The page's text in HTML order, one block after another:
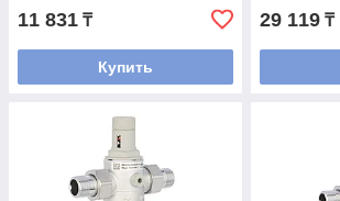
11 831 ₸
Купить
29 119 ₸